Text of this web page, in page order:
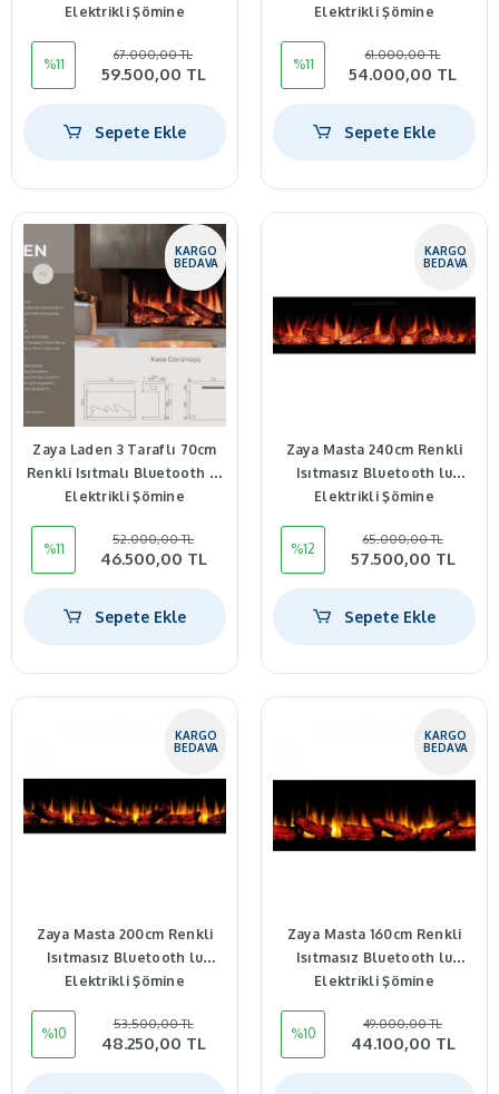
Elektrikli Şömine
%11
67.000,00 TL
59.500,00 TL
Sepete Ekle
Elektrikli Şömine
%11
61.000,00 TL
54.000,00 TL
Sepete Ekle
Zaya Laden 3 Taraflı 70cm
Renkli Isıtmalı Bluetooth lu
Elektrikli Şömine
%11
52.000,00 TL
46.500,00 TL
KARGO
BEDAVA
Sepete Ekle
Zaya Masta 240cm Renkli
Isıtmasız Bluetooth lu
Elektrikli Şömine
%12
65.000,00 TL
57.500,00 TL
KARGO
BEDAVA
Sepete Ekle
Zaya Masta 200cm Renkli
Isıtmasız Bluetooth lu
Elektrikli Şömine
%10
53.500,00 TL
48.250,00 TL
KARGO
BEDAVA
Zaya Masta 160cm Renkli
Isıtmasız Bluetooth lu
Elektrikli Şömine
%10
49.000,00 TL
44.100,00 TL
KARGO
BEDAVA